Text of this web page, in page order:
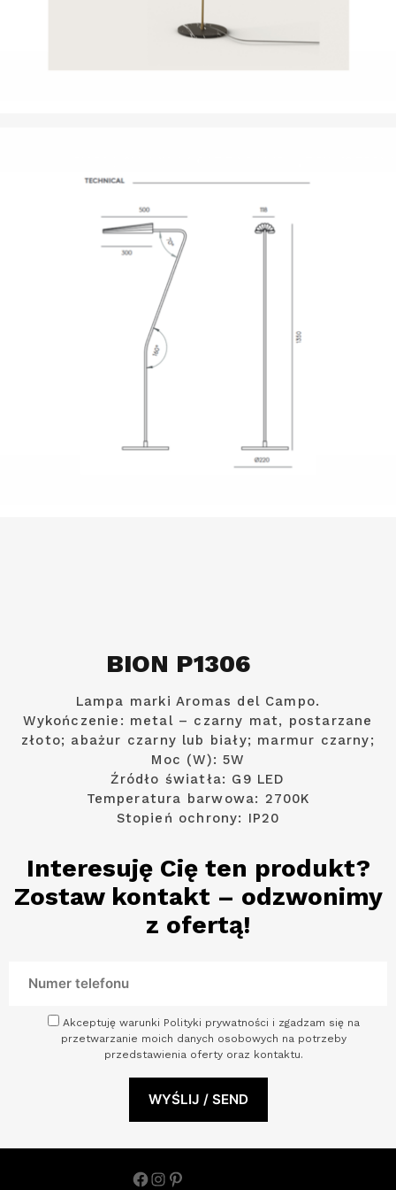
BION P1306
Lampa marki Aromas del Campo.
Wykończenie: metal – czarny mat, postarzane
złoto; abażur czarny lub biały; marmur czarny;
Moc (W): 5W
Źródło światła: G9 LED
Temperatura barwowa: 2700K
Stopień ochrony: IP20
Interesuję Cię ten produkt?
Zostaw kontakt – odzwonimy
z ofertą!
Akceptuję warunki Polityki prywatności i zgadzam się na
przetwarzanie moich danych osobowych na potrzeby
przedstawienia oferty oraz kontaktu.
Facebook Instagram Pinterest